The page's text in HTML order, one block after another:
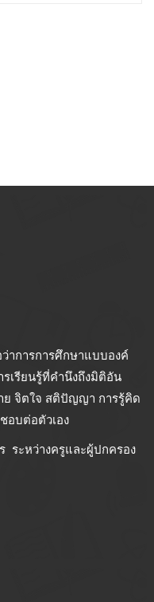
ว่าการการศึกษาแบบองค์
เรียนรู้ที่คำนึงถึงมิติอัน
ย จิตใจ สติปัญญา การรู้คิด
อบต่อตัวเอง
ระหว่างครูและผู้ปกครอง